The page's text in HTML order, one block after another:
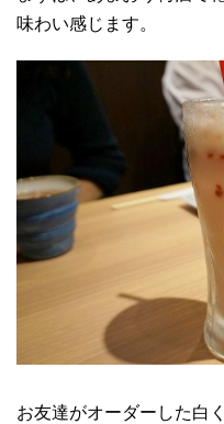
味わい感じます。
お友達がオーダーした白